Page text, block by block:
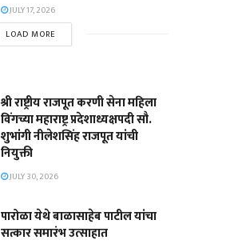
JULY 17, 2026
LOAD MORE
श्री राष्ट्रीय राजपूत करणी सेना महिला
विंगच्या महाराष्ट्र प्रदेशाध्यक्षपदी सौ.
शुभांगी नीलेशसिंह राजपूत यांची
नियुक्ती
JULY 30, 2026
पारोळा येथे बाळासाहेब पाटील यांचा
सत्कार समारंभ उत्साहात